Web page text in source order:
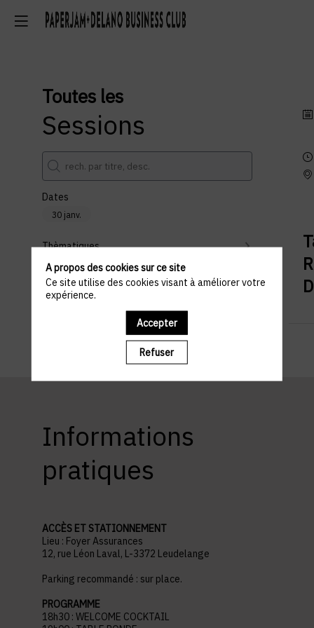
Toutes les
Sessions
Dates
30 janv.
Thèmatiques
Partenaires
Effacer tous les filtres
Informations
pratiques
ACCÈS ET STATIONNEMENT
Lieu : Foyer Assurances
12, rue Léon Laval, L-3372 Leudelange
Parking recommandé : sur place.
PROGRAMME
18h30 : WELCOME COCKTAIL
A propos des cookies sur ce site
Ce site utilise des cookies visant à améliorer votre
expérience.
Accepter
Refuser